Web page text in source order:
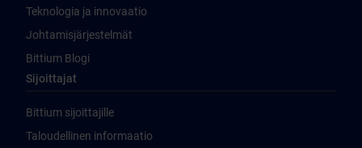
Teknologia ja innovaatio
Johtamisjärjestelmät
Bittium Blogi
Sijoittajat
Bittium sijoittajille
Taloudellinen informaatio